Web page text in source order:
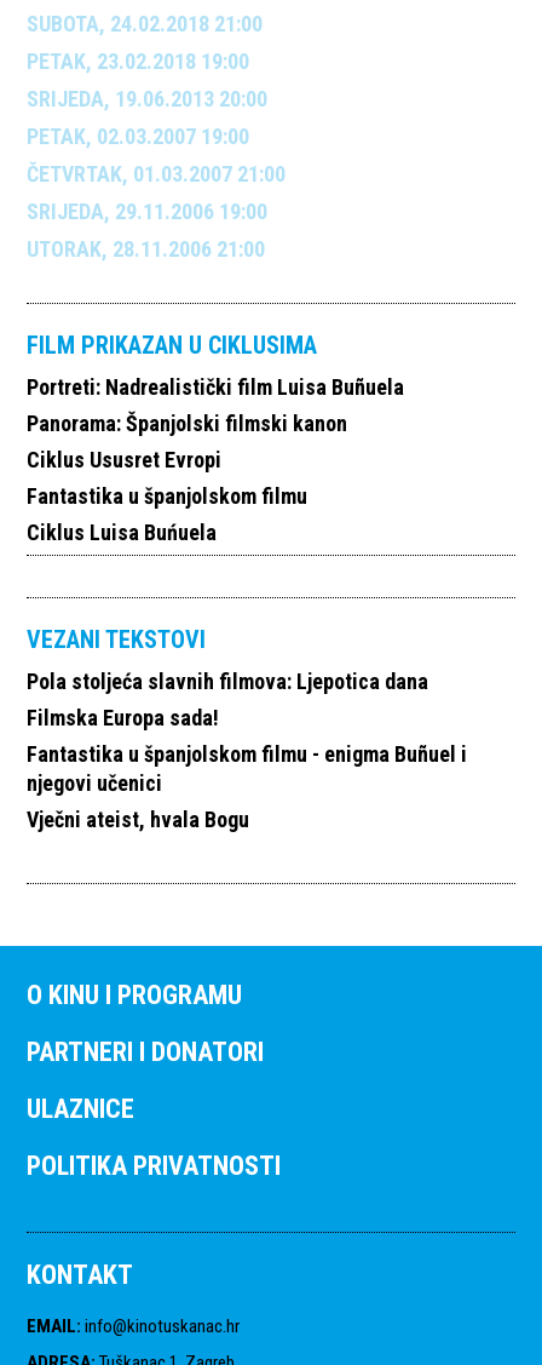
SUBOTA, 24.02.2018 21:00
PETAK, 23.02.2018 19:00
SRIJEDA, 19.06.2013 20:00
PETAK, 02.03.2007 19:00
ČETVRTAK, 01.03.2007 21:00
SRIJEDA, 29.11.2006 19:00
UTORAK, 28.11.2006 21:00
FILM PRIKAZAN U CIKLUSIMA
Portreti: Nadrealistički film Luisa Buñuela
Panorama: Španjolski filmski kanon
Ciklus Ususret Evropi
Fantastika u španjolskom filmu
Ciklus Luisa Buńuela
VEZANI TEKSTOVI
Pola stoljeća slavnih filmova: Ljepotica dana
Filmska Europa sada!
Fantastika u španjolskom filmu - enigma Buñuel i
njegovi učenici
Vječni ateist, hvala Bogu
O KINU I PROGRAMU
PARTNERI I DONATORI
ULAZNICE
POLITIKA PRIVATNOSTI
KONTAKT
EMAIL: info@kinotuskanac.hr